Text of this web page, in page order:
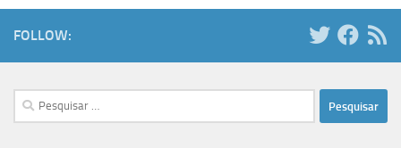
FOLLOW:
Pesquisar
por: